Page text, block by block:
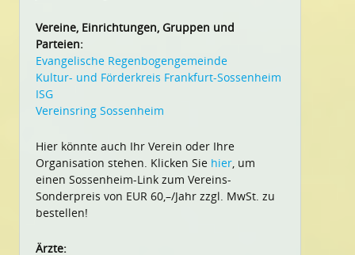
Vereine, Einrichtungen, Gruppen und
Parteien:
Evangelische Regenbogengemeinde
Kultur- und Förderkreis Frankfurt-Sossenheim
ISG
Vereinsring Sossenheim
Hier könnte auch Ihr Verein oder Ihre
Organisation stehen. Klicken Sie hier, um
einen Sossenheim-Link zum Vereins-
Sonderpreis von EUR 60,–/Jahr zzgl. MwSt. zu
bestellen!
Ärzte: